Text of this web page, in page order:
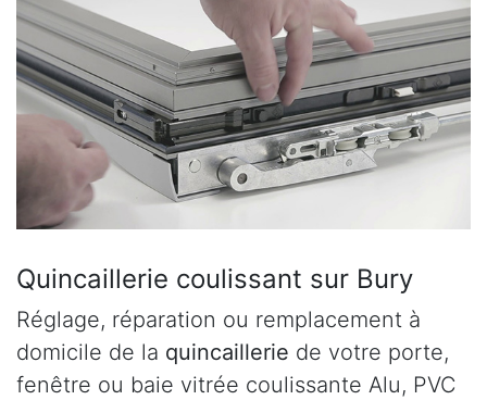
Quincaillerie coulissant sur Bury
Réglage, réparation ou remplacement à
domicile de la quincaillerie de votre porte,
fenêtre ou baie vitrée coulissante Alu, PVC